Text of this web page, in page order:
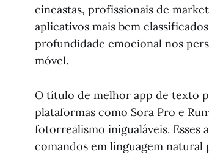
cineastas, profissionais de
aplicativos mais bem
profundidade emocional nos
móvel.
O título de melhor app de texto
plataformas como Sora Pro e
fotorrealismo inigualáveis.
comandos em linguagem